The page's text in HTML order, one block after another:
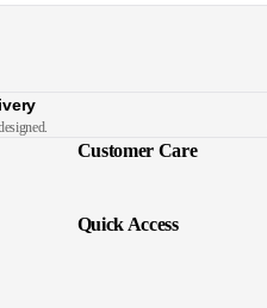
Customer Care
Quick Access